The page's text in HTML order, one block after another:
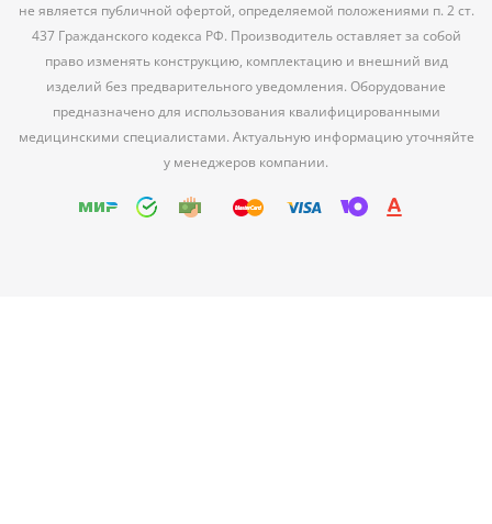
не является публичной офертой, определяемой положениями п. 2 ст.
437 Гражданского кодекса РФ. Производитель оставляет за собой
право изменять конструкцию, комплектацию и внешний вид
изделий без предварительного уведомления. Оборудование
предназначено для использования квалифицированными
медицинскими специалистами. Актуальную информацию уточняйте
у менеджеров компании.